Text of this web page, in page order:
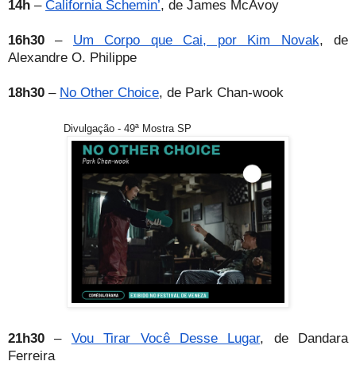
14h – California Schemin’, de James McAvoy
16h30– Um Corpo que Cai, por Kim Novak, de
Alexandre O. Philippe
18h30 – No Other Choice, de Park Chan‑wook
Divulgação - 49ª Mostra SP
21h30– Vou Tirar Você Desse Lugar, de Dandara
Ferreira